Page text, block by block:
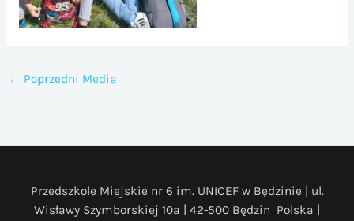
← Poprzedni Media
Przedszkole Miejskie nr 6 im. UNICEF w Będzinie | ul.
Wisławy Szymborskiej 10a | 42-500 Będzin Polska |